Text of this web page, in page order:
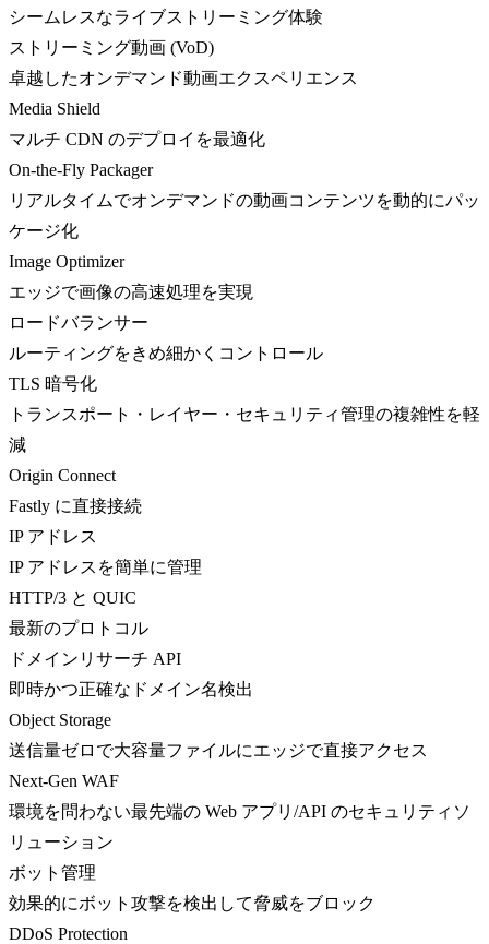
シームレスなライブストリーミング体験
ストリーミング動画 (VoD)
卓越したオンデマンド動画エクスペリエンス
Media Shield
マルチ CDN のデプロイを最適化
On-the-Fly Packager
リアルタイムでオンデマンドの動画コンテンツを動的にパッ
ケージ化
Image Optimizer
エッジで画像の高速処理を実現
ロードバランサー
ルーティングをきめ細かくコントロール
TLS 暗号化
トランスポート・レイヤー・セキュリティ管理の複雑性を軽
減
Origin Connect
Fastly に直接接続
IP アドレス
IP アドレスを簡単に管理
HTTP/3 と QUIC
最新のプロトコル
ドメインリサーチ API
即時かつ正確なドメイン名検出
Object Storage
送信量ゼロで大容量ファイルにエッジで直接アクセス
Next-Gen WAF
環境を問わない最先端の Web アプリ/API のセキュリティソ
リューション
ボット管理
効果的にボット攻撃を検出して脅威をブロック
DDoS Protection